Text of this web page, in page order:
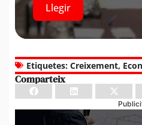
Llegir
Etiquetes: Creixement,
Comparteix